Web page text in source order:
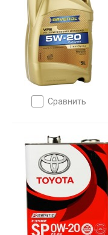
сравнить